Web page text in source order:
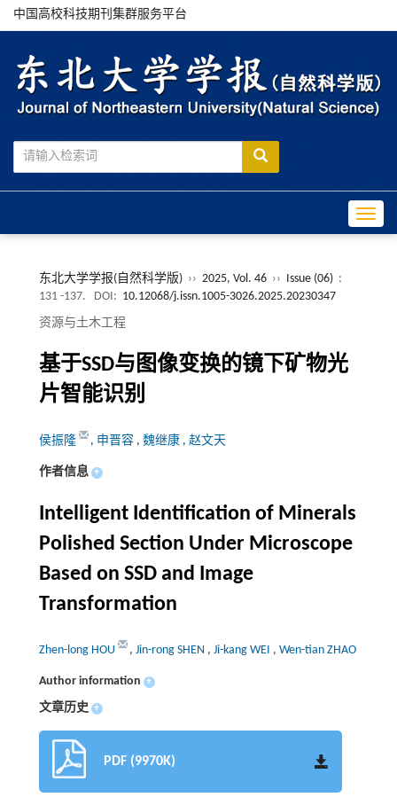
中国高校科技期刊集群服务平台
东北大学学报(自然科学版) ›› 2025, Vol. 46 ›› Issue (06) :
131 -137.
DOI: 10.12068/j.issn.1005-3026.2025.20230347
资源与土木工程
基于SSD与图像变换的镜下矿物光
片智能识别
侯振隆 , 申晋容 , 魏继康 , 赵文天
作者信息 +
Intelligent Identification of Minerals
Polished Section Under Microscope
Based on SSD and Image
Transformation
Zhen-long HOU , Jin-rong SHEN , Ji-kang WEI , Wen-tian ZHAO
Author information +
文章历史 +
PDF (9970K)